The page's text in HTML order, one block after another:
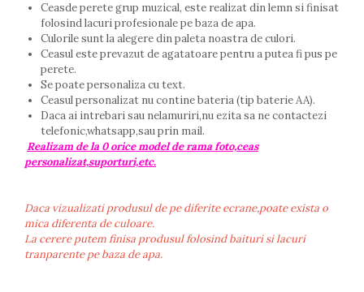
Ceasde perete grup muzical, este realizat din lemn si finisat
folosind lacuri profesionale pe baza de apa.
Culorile sunt la alegere din paleta noastra de culori.
Ceasul este prevazut de agatatoare pentru a putea fi pus pe
perete.
Se poate personaliza cu text.
Ceasul personalizat nu contine bateria (tip baterie AA).
Daca ai intrebari sau nelamuriri,nu ezita sa ne contactezi
telefonic,whatsapp,sau prin mail.
Realizam de la 0 orice model de rama foto,ceas
personalizat,suporturi,etc.
Daca vizualizati produsul de pe diferite ecrane,poate exista o
mica diferenta de culoare.
La cerere putem finisa produsul folosind baituri si lacuri
tranparente pe baza de apa.